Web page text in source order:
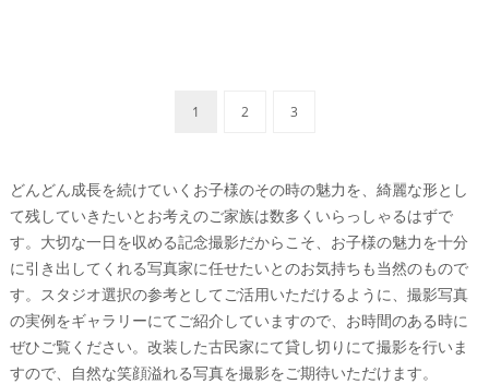
1 2 3
どんどん成長を続けていくお子様のその時の魅力を、綺麗な形とし
て残していきたいとお考えのご家族は数多くいらっしゃるはずで
す。大切な一日を収める記念撮影だからこそ、お子様の魅力を十分
に引き出してくれる写真家に任せたいとのお気持ちも当然のもので
す。スタジオ選択の参考としてご活用いただけるように、撮影写真
の実例をギャラリーにてご紹介していますので、お時間のある時に
ぜひご覧ください。改装した古民家にて貸し切りにて撮影を行いま
すので、自然な笑顔溢れる写真を撮影をご期待いただけます。